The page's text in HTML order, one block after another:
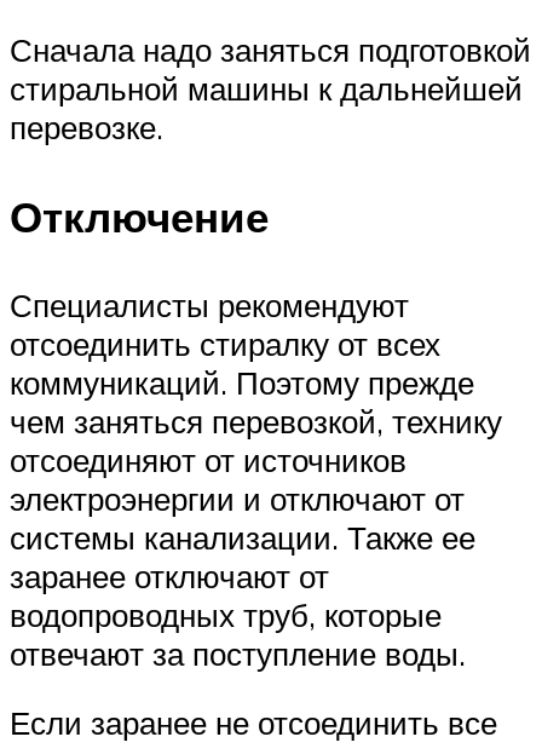
Сначала надо заняться подготовкой
стиральной машины к дальнейшей
перевозке.
Отключение
Специалисты рекомендуют
отсоединить стиралку от всех
коммуникаций. Поэтому прежде
чем заняться перевозкой, технику
отсоединяют от источников
электроэнергии и отключают от
системы канализации. Также ее
заранее отключают от
водопроводных труб, которые
отвечают за поступление воды.
Если заранее не отсоединить все